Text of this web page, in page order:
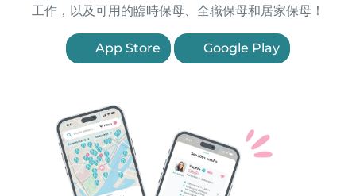
工作，以及可用的臨時保母、全職保母和居家保母！
App Store Google Play